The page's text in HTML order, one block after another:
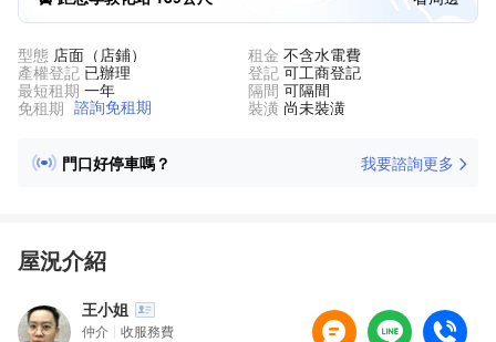
型態 店面（店鋪）
產權登記 已辦理
最短租期 一年
免租期 諮詢免租期
租金 不含水電費
登記 可工商登記
隔間 可隔間
裝潢 尚未裝潢
門口好停車嗎？
我要諮詢更多
屋況介紹
王小姐
仲介
收服務費